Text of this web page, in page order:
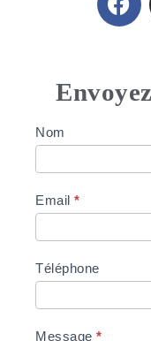
Contact
Nom
Email *
Téléphone
Message *